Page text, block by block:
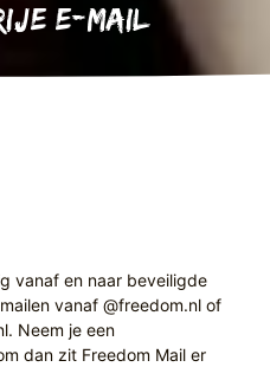
e-mail
vanaf en naar beveiligde
vanaf @freedom.nl of
Neem je een
dan zit Freedom Mail er